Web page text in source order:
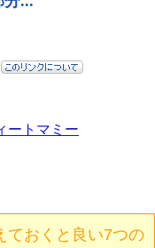
ートマミー
ておくと良い7つの